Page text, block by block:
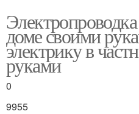
доме своими
электрику в
руками
0
9955